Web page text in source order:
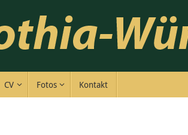
CV Fotos Kontakt